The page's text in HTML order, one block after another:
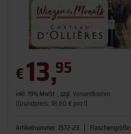
€13,95
inkl. 19% MwSt. , zzgl. Versandkosten
(Grundpreis: 18,60 € pro l)
Artikelnummer:1572-23 Flaschengröße: